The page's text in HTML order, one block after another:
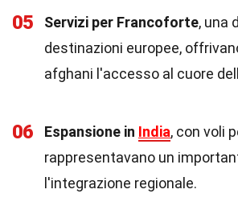
05 Servizi per Francoforte, una
destinazioni europee,
afghani l'accesso al cuore
06 Espansione in India, con voli
rappresentavano un
l'integrazione regionale.